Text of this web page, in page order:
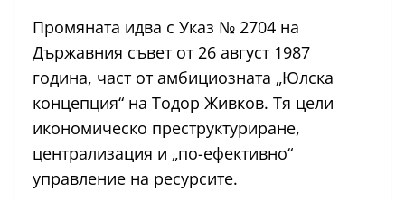
Промяната идва с Указ № 2704 на
Държавния съвет от 26 август 1987
година, част от амбициозната „Юлска
концепция“ на Тодор Живков. Тя цели
икономическо преструктуриране,
централизация и „по-ефективно“
управление на ресурсите.